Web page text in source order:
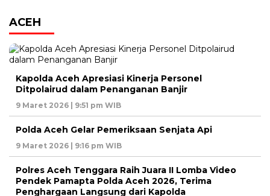
ACEH
Kapolda Aceh Apresiasi Kinerja Personel
Ditpolairud dalam Penanganan Banjir
9 Maret 2026 | 9:51 pm WIB
Polda Aceh Gelar Pemeriksaan Senjata Api
9 Maret 2026 | 9:16 pm WIB
Polres Aceh Tenggara Raih Juara II Lomba Video
Pendek Pamapta Polda Aceh 2026, Terima
Penghargaan Langsung dari Kapolda